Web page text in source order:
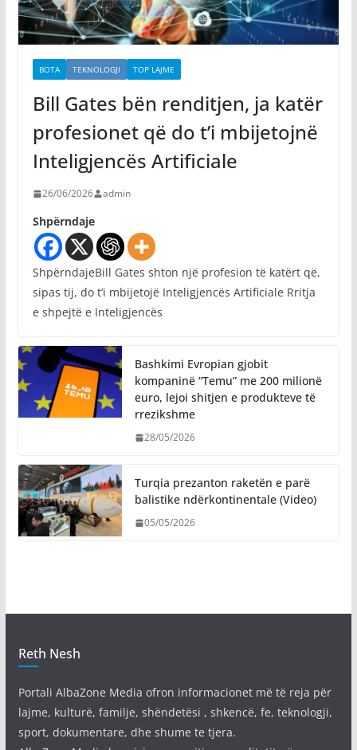
BOTA TEKNOLOGJI TOP LAJME
Bill Gates bën renditjen, ja katër
profesionet që do t’i mbijetojnë
Inteligjencës Artificiale
26/06/2026 admin
Shpërndaje
ShpërndajeBill Gates shton një profesion të katërt që,
sipas tij, do t’i mbijetojë Inteligjencës Artificiale Rritja
e shpejtë e Inteligjencës
Bashkimi Evropian gjobit
kompaninë “Temu” me 200 milionë
euro, lejoi shitjen e produkteve të
rrezikshme
28/05/2026
Turqia prezanton raketën e parë
balistike ndërkontinentale (Video)
05/05/2026
Reth Nesh
Portali AlbaZone Media ofron informacionet më të reja për
lajme, kulturë, familje, shëndetësi , shkencë, fe, teknologji,
sport, dokumentare, dhe shume te tjera.